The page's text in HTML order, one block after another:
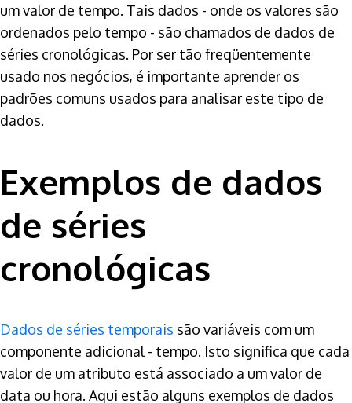
um valor de tempo. Tais dados - onde os valores são
ordenados pelo tempo - são chamados de dados de
séries cronológicas. Por ser tão freqüentemente
usado nos negócios, é importante aprender os
padrões comuns usados para analisar este tipo de
dados.
Exemplos de dados
de séries
cronológicas
Dados de séries temporais são variáveis com um
componente adicional - tempo. Isto significa que cada
valor de um atributo está associado a um valor de
data ou hora. Aqui estão alguns exemplos de dados